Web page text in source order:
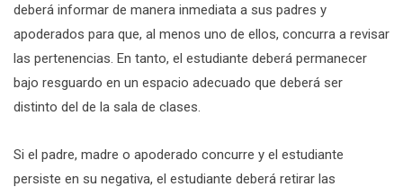
deberá informar de manera inmediata a sus padres y
apoderados para que, al menos uno de ellos, concurra a revisar
las pertenencias. En tanto, el estudiante deberá permanecer
bajo resguardo en un espacio adecuado que deberá ser
distinto del de la sala de clases.
Si el padre, madre o apoderado concurre y el estudiante
persiste en su negativa, el estudiante deberá retirar las